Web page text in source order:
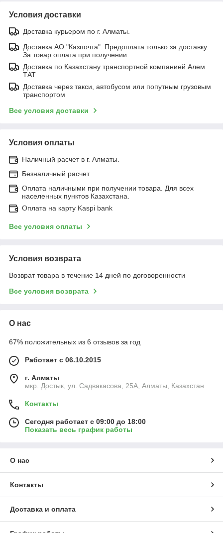
Условия доставки
Доставка курьером по г. Алматы.
Доставка АО "Казпочта". Предоплата только за доставку.
За товар оплата при получении.
Доставка по Казахстану транспортной компанией Алем
ТАТ
Доставка через такси, автобусом или попутным грузовым
транспортом
Все условия доставки
Условия оплаты
Наличный расчет в г. Алматы.
Безналичный расчет
Оплата наличными при получении товара. Для всех
населенных пунктов Казахстана.
Оплата на карту Kaspi bank
Все условия оплаты
Условия возврата
Возврат товара в течение 14 дней по договоренности
Все условия возврата
О нас
67% положительных из 6 отзывов за год
Работает с 06.10.2015
г. Алматы
мкр. Достык, ул. Садвакасова, 25А, Алматы, Казахстан
Контакты
Сегодня работает с 09:00 до 18:00
Показать весь график работы
О нас
Контакты
Доставка и оплата